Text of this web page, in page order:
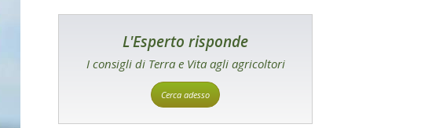
L'Esperto risponde
I consigli di Terra e Vita agli agricoltori
Cerca adesso